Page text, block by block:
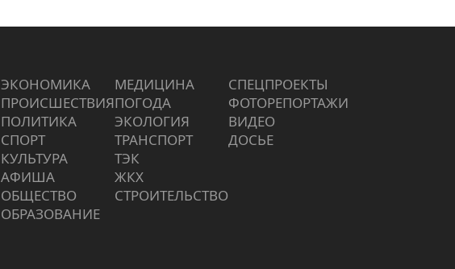
ЭКОНОМИКА
ПРОИCШЕСТВИЯ
ПОЛИТИКА
СПОРТ
КУЛЬТУРА
АФИША
ОБЩЕСТВО
ОБРАЗОВАНИЕ
МЕДИЦИНА
ПОГОДА
ЭКОЛОГИЯ
ТРАНСПОРТ
ТЭК
ЖКХ
СТРОИТЕЛЬСТВО
СПЕЦПРОЕКТЫ
ФОТОРЕПОРТАЖИ
ВИДЕО
ДОСЬЕ